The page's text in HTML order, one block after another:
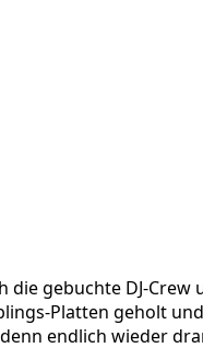
gebuchte DJ-
Platten geholt
endlich wieder